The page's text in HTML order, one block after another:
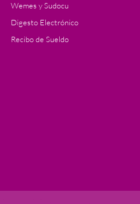
Wemes y Sudocu
Digesto Electrónico
Recibo de Sueldo